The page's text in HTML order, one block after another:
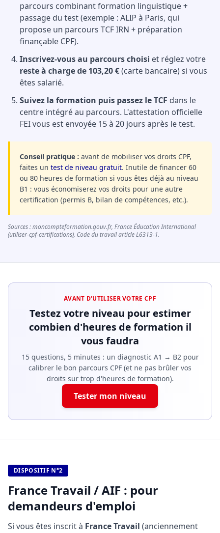
parcours combinant formation linguistique +
passage du test (exemple : ALIP à Paris, qui
propose un parcours TCF IRN + préparation
finançable CPF).
Inscrivez-vous au parcours choisi et réglez votre
reste à charge de 103,20 €(carte bancaire) si vous
êtes salarié.
Suivez la formation puis passez le TCF dans le
centre intégré au parcours. L'attestation officielle
FEI vous est envoyée 15 à 20 jours après le test.
Conseil pratique : avant de mobiliser vos droits CPF,
faites un test de niveau gratuit. Inutile de financer 60
ou 80 heures de formation si vous êtes déjà au niveau
B1 : vous économiserez vos droits pour une autre
certification (permis B, bilan de compétences, etc.).
Sources : moncompteformation.gouv.fr, France Éducation International
(utiliser-cpf-certifications), Code du travail article L6313-1.
AVANT D'UTILISER VOTRE CPF
Testez votre niveau pour estimer
combien d'heures de formation il
vous faudra
15 questions, 5 minutes : un diagnostic A1 → B2 pour
calibrer le bon parcours CPF (et ne pas brûler vos
droits sur trop d'heures de formation).
Tester mon niveau
DISPOSITIF N°2
France Travail / AIF : pour
demandeurs d'emploi
Si vous êtes inscrit à France Travail (anciennement